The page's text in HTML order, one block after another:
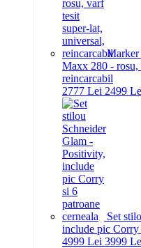
Marker
Maxx 280 - rosu,
reincarcabil
2777 Lei 2499
Set
include pic Corry
4999 Lei 3999